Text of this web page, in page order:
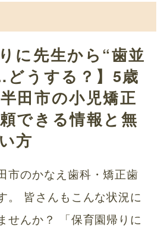
に先生から“歯並
うする？】5歳
田市の小児矯正
できる情報と無
方
市のかなえ歯科・矯正歯
。 皆さんもこんな状況に
せんか？ 「保育園帰りに